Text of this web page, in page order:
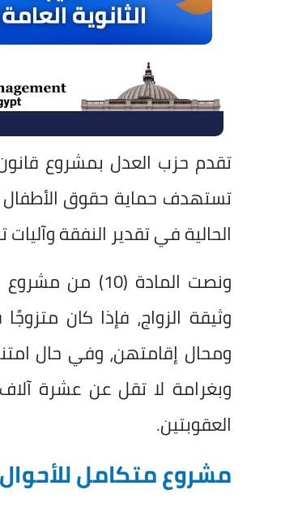
تقدم حزب العدل بمشروع
تستهدف حماية حقوق الأطفال
الحالية في تقدير النفقة وآليات
ونصت المادة
وثيقة الزواج، فإذا كان
ومحال إقامتهن، وفي حال
وبغرامة لا تقل عن عشرة
العقوبتين.
مشروع متكامل